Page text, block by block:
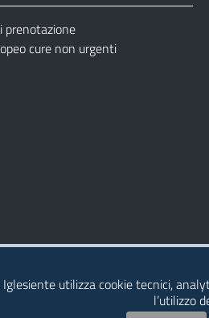
prenotazione
cure non urgenti
utilizza cookie tecnici,
l’utilizzo